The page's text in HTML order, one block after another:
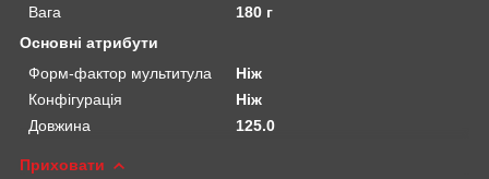
Вага
180 г
Основні атрибути
Форм-фактор мультитула
Ніж
Конфігурація
Ніж
Довжина
125.0
Приховати